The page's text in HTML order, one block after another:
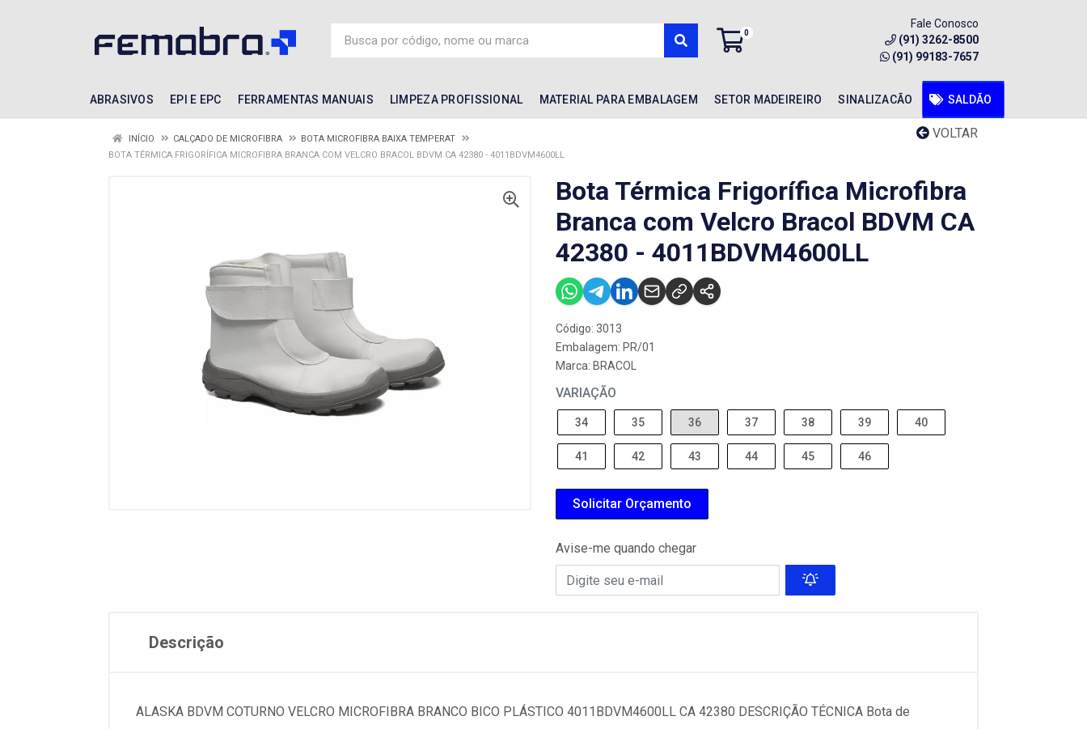
0
Fale Conosco
(91) 3262-8500
(91) 99183-7657
ABRASIVOS EPI E EPC FERRAMENTAS MANUAIS LIMPEZA PROFISSIONAL MATERIAL PARA EMBALAGEM SETOR MADEIREIRO SINALIZACÃO SALDÃO
VOLTAR
INÍCIO CALÇADO DE MICROFIBRA
BOTA MICROFIBRA BAIXA TEMPERAT
BOTA TÉRMICA FRIGORÍFICA MICROFIBRA BRANCA COM VELCRO BRACOL BDVM CA 42380 - 4011BDVM4600LL
Bota Térmica Frigorífica Microfibra
Branca com Velcro Bracol BDVM CA
42380 - 4011BDVM4600LL
Código: 3013
Embalagem: PR/01
Marca: BRACOL
VARIAÇÃO
34 35 36 37 38 39 40
41 42 43 44 45 46
Solicitar Orçamento
Avise-me quando chegar
Descrição
ALASKA BDVM COTURNO VELCRO MICROFIBRA BRANCO BICO PLÁSTICO 4011BDVM4600LL CA 42380 DESCRIÇÃO TÉCNICA Bota de